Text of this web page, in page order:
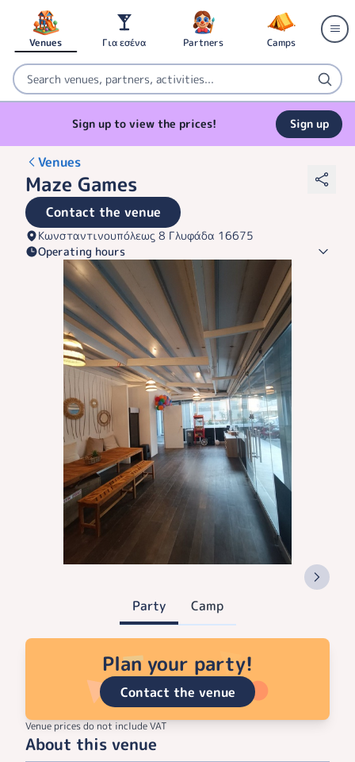
Venues Για εσένα Partners Camps
Sign up to view the prices! Sign up
Venues
Maze Games
Contact the venue
Κωνσταντινουπόλεως 8 Γλυφάδα 16675
Operating hours
Party Camp
Plan your party!
Contact the venue
Venue prices do not include VAT
About this venue